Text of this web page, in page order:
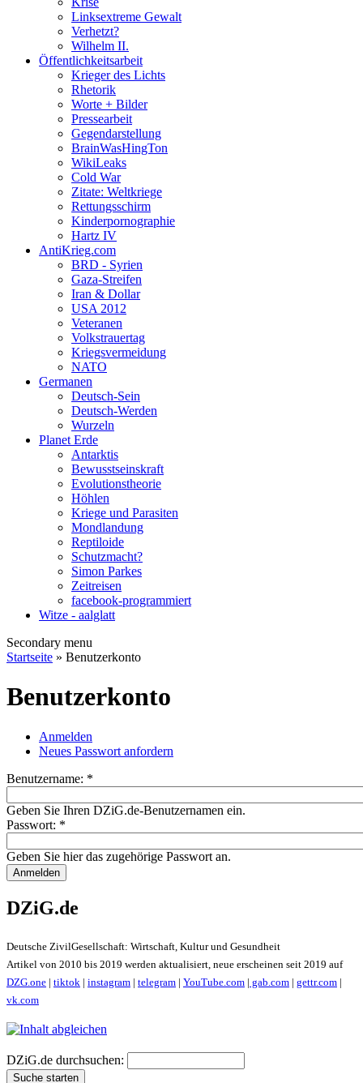
Linksextreme Gewalt
Verhetzt?
Wilhelm II.
Öffentlichkeitsarbeit
Krieger des Lichts
Rhetorik
Worte + Bilder
Pressearbeit
Gegendarstellung
BrainWasHingTon
WikiLeaks
Cold War
Zitate: Weltkriege
Rettungsschirm
Kinderpornographie
Hartz IV
AntiKrieg.com
BRD - Syrien
Gaza-Streifen
Iran & Dollar
USA 2012
Veteranen
Volkstrauertag
Kriegsvermeidung
NATO
Germanen
Deutsch-Sein
Deutsch-Werden
Wurzeln
Planet Erde
Antarktis
Bewusstseinskraft
Evolutionstheorie
Höhlen
Kriege und Parasiten
Mondlandung
Reptiloide
Schutzmacht?
Simon Parkes
Zeitreisen
facebook-programmiert
Witze - aalglatt
Secondary menu
Startseite » Benutzerkonto
Benutzerkonto
Anmelden
Neues Passwort anfordern
Benutzername: *
Geben Sie Ihren DZiG.de-Benutzernamen ein.
Passwort: *
Geben Sie hier das zugehörige Passwort an.
DZiG.de
Deutsche ZivilGesellschaft: Wirtschaft, Kultur und Gesundheit
Artikel von 2010 bis 2019 werden aktualisiert, neue erscheinen seit 2019 auf
DZG.one | tiktok | instagram | telegram | YouTube.com | gab.com | gettr.com |
vk.com
DZiG.de durchsuchen: